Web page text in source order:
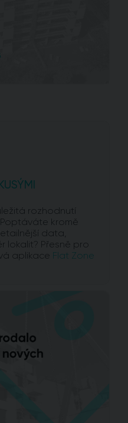
rozhodnutí
kromě
data,
lokalit? Přesně pro
aplikace Flat Zone